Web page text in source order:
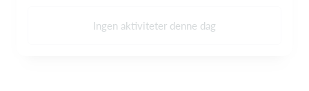
Ingen aktiviteter denne dag